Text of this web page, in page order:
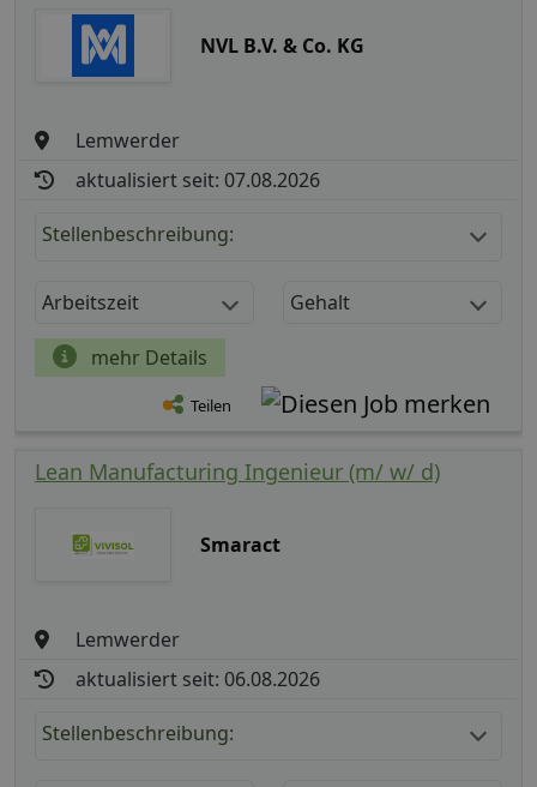
NVL B.V. & Co. KG
Lemwerder
aktualisiert seit: 07.08.2026
Stellenbeschreibung:
Arbeitszeit Gehalt
mehr Details
Teilen
Lean Manufacturing Ingenieur (m/ w/ d)
Smaract
Lemwerder
aktualisiert seit: 06.08.2026
Stellenbeschreibung: